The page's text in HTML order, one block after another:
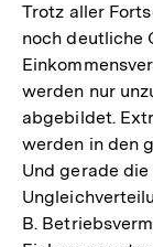
Trotz aller
noch deutliche
werden nur
abgebildet.
werden in den
Und gerade
B.